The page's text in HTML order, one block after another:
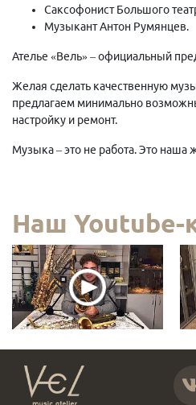
Саксофонист Большого
Музыкант Антон Румянцев.
Ателье «Вель» – официальный
Желая сделать качественную
предлагаем минимально
настройку и ремонт.
Музыка – это не работа. Это наша
Наш Youtube-